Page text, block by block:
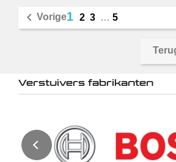
 Vorige1 2 3 … 5
Verstuivers fabrikanten